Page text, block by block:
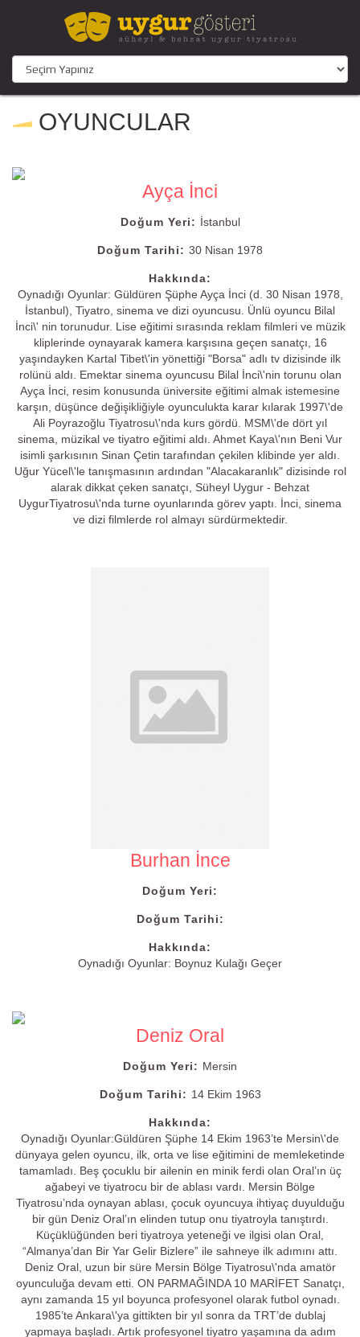
OYUNCULAR
Ayça İnci
Doğum Yeri: İstanbul
Doğum Tarihi: 30 Nisan 1978
Hakkında:
Oynadığı Oyunlar: Güldüren Şüphe Ayça İnci (d. 30 Nisan 1978,
İstanbul), Tiyatro, sinema ve dizi oyuncusu. Ünlü oyuncu Bilal
İnci\' nin torunudur. Lise eğitimi sırasında reklam filmleri ve müzik
kliplerinde oynayarak kamera karşısına geçen sanatçı, 16
yaşındayken Kartal Tibet\'in yönettiği "Borsa" adlı tv dizisinde ilk
rolünü aldı. Emektar sinema oyuncusu Bilal İnci\'nin torunu olan
Ayça İnci, resim konusunda üniversite eğitimi almak istemesine
karşın, düşünce değişikliğiyle oyunculukta karar kılarak 1997\'de
Ali Poyrazoğlu Tiyatrosu\'nda kurs gördü. MSM\'de dört yıl
sinema, müzikal ve tiyatro eğitimi aldı. Ahmet Kaya\'nın Beni Vur
isimli şarkısının Sinan Çetin tarafından çekilen klibinde yer aldı.
Uğur Yücel\'le tanışmasının ardından "Alacakaranlık" dizisinde rol
alarak dikkat çeken sanatçı, Süheyl Uygur - Behzat
UygurTiyatrosu\'nda turne oyunlarında görev yaptı. İnci, sinema
ve dizi filmlerde rol almayı sürdürmektedir.
Burhan İnce
Doğum Yeri:
Doğum Tarihi:
Hakkında:
Oynadığı Oyunlar: Boynuz Kulağı Geçer
Deniz Oral
Doğum Yeri: Mersin
Doğum Tarihi: 14 Ekim 1963
Hakkında:
Oynadığı Oyunlar:Güldüren Şüphe 14 Ekim 1963’te Mersin\'de
dünyaya gelen oyuncu, ilk, orta ve lise eğitimini de memleketinde
tamamladı. Beş çocuklu bir ailenin en minik ferdi olan Oral’ın üç
ağabeyi ve tiyatrocu bir de ablası vardı. Mersin Bölge
Tiyatrosu’nda oynayan ablası, çocuk oyuncuya ihtiyaç duyulduğu
bir gün Deniz Oral’ın elinden tutup onu tiyatroyla tanıştırdı.
Küçüklüğünden beri tiyatroya yeteneği ve ilgisi olan Oral,
“Almanya’dan Bir Yar Gelir Bizlere” ile sahneye ilk adımını attı.
Deniz Oral, uzun bir süre Mersin Bölge Tiyatrosu\'nda amatör
oyunculuğa devam etti. ON PARMAĞINDA 10 MARİFET Sanatçı,
aynı zamanda 15 yıl boyunca profesyonel olarak futbol oynadı.
1985’te Ankara\'ya gittikten bir yıl sonra da TRT’de dublaj
yapmaya başladı. Artık profesyonel tiyatro yaşamına da adım